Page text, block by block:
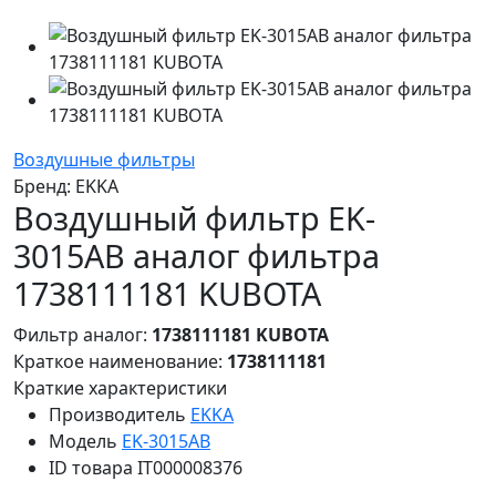
Воздушные фильтры
Бренд: EKKA
Воздушный фильтр EK-
3015AB аналог фильтра
1738111181 KUBOTA
Фильтр аналог: 1738111181 KUBOTA
Краткое наименование: 1738111181
Краткие характеристики
Производитель EKKA
Модель EK-3015AB
ID товара IT000008376